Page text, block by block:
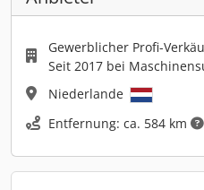
Gewerblicher Profi-
Seit 2017 bei
Niederlande
Entfernung: ca. 584 km